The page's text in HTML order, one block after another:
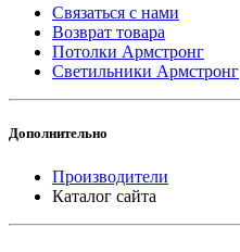
Связаться с нами
Возврат товара
Потолки Армстронг
Светильники Армстронг
Дополнительно
Производители
Каталог сайта